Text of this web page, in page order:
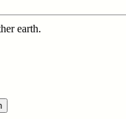
earth.